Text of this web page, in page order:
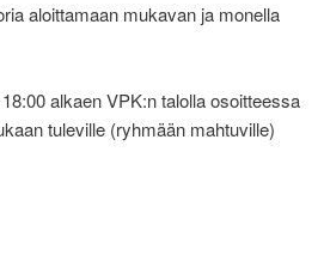
aloittamaan mukavan ja monella
alkaen VPK:n talolla osoitteessa
tuleville (ryhmään mahtuville)